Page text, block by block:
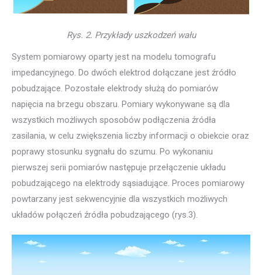
Rys. 2. Przykłady uszkodzeń wału
System pomiarowy oparty jest na modelu tomografu
impedancyjnego. Do dwóch elektrod dołączane jest źródło
pobudzające. Pozostałe elektrody służą do pomiarów
napięcia na brzegu obszaru. Pomiary wykonywane są dla
wszystkich możliwych sposobów podłączenia źródła
zasilania, w celu zwiększenia liczby informacji o obiekcie oraz
poprawy stosunku sygnału do szumu. Po wykonaniu
pierwszej serii pomiarów następuje przełączenie układu
pobudzającego na elektrody sąsiadujące. Proces pomiarowy
powtarzany jest sekwencyjnie dla wszystkich możliwych
układów połączeń źródła pobudzającego (rys.3).